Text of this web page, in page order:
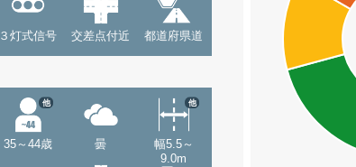
３灯式信号 交差点付近 都道府県道
35～44歳
他
曇
幅5.5～
9.0m
他